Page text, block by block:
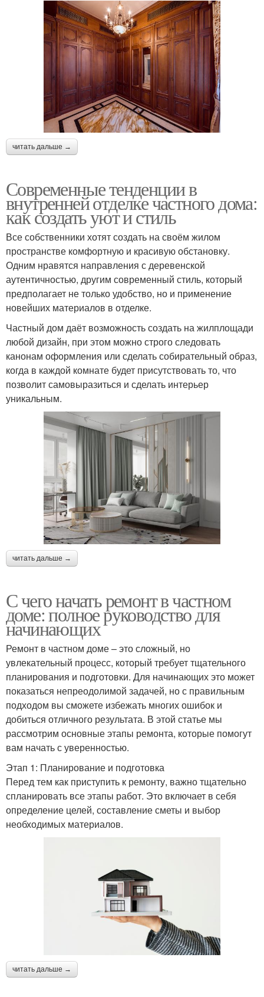
читать дальше →
Современные тенденции в
внутренней отделке частного дома:
как создать уют и стиль
Все собственники хотят создать на своём жилом
пространстве комфортную и красивую обстановку.
Одним нравятся направления с деревенской
аутентичностью, другим современный стиль, который
предполагает не только удобство, но и применение
новейших материалов в отделке.
Частный дом даёт возможность создать на жилплощади
любой дизайн, при этом можно строго следовать
канонам оформления или сделать собирательный образ,
когда в каждой комнате будет присутствовать то, что
позволит самовыразиться и сделать интерьер
уникальным.
читать дальше →
С чего начать ремонт в частном
доме: полное руководство для
начинающих
Ремонт в частном доме – это сложный, но
увлекательный процесс, который требует тщательного
планирования и подготовки. Для начинающих это может
показаться непреодолимой задачей, но с правильным
подходом вы сможете избежать многих ошибок и
добиться отличного результата. В этой статье мы
рассмотрим основные этапы ремонта, которые помогут
вам начать с уверенностью.
Этап 1: Планирование и подготовка
Перед тем как приступить к ремонту, важно тщательно
спланировать все этапы работ. Это включает в себя
определение целей, составление сметы и выбор
необходимых материалов.
читать дальше →